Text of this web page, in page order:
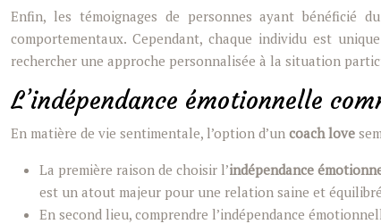
Enfin, les témoignages de personnes ayant bénéficié
comportementaux. Cependant, chaque individu est
rechercher une approche personnalisée à la situation
L’indépendance émotionnelle
En matière de vie sentimentale, l’option d’un coach love
La première raison de choisir l’indépendance
est un atout majeur pour une relation saine et
En second lieu, comprendre l’indépendance